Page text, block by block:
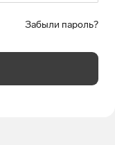
Забыли пароль?